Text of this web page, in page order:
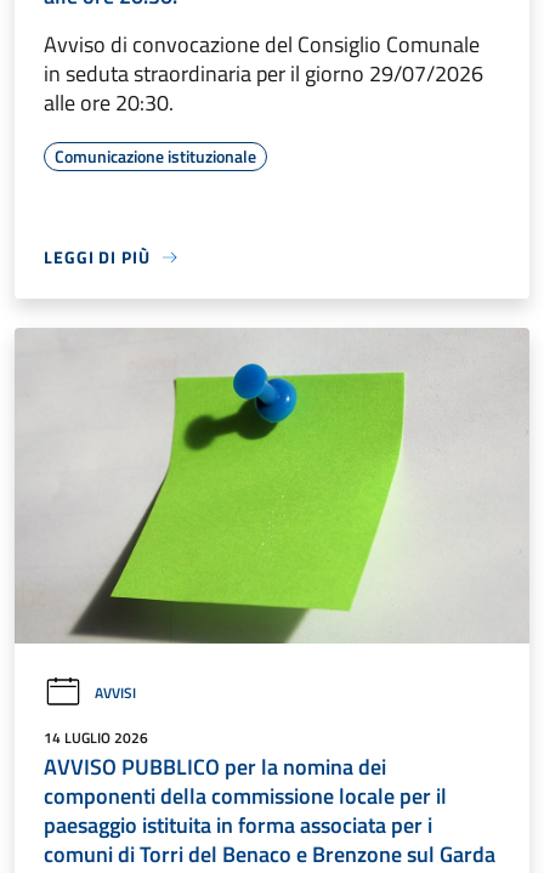
Avviso di convocazione del Consiglio Comunale
in seduta straordinaria per il giorno 29/07/2026
alle ore 20:30.
Comunicazione istituzionale
LEGGI DI PIÙ
AVVISI
14 LUGLIO 2026
AVVISO PUBBLICO per la nomina dei
componenti della commissione locale per il
paesaggio istituita in forma associata per i
comuni di Torri del Benaco e Brenzone sul Garda